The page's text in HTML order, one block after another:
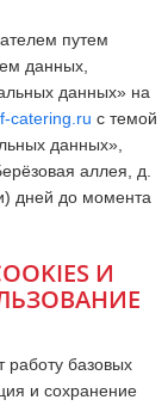
путем
данных,
данных» на
catering.ru с темой
данных»,
аллея, д.
дней до момента
И
базовых
и сохранение